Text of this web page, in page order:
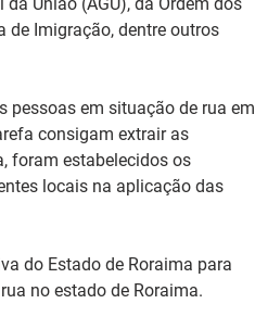
de Imigração, dentre outros
pessoas em situação de rua em
consigam extrair as
foram estabelecidos os
locais na aplicação das
do Estado de Roraima para
no estado de Roraima.